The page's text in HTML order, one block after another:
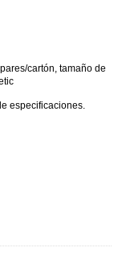
cartón, tamaño de
especificaciones.